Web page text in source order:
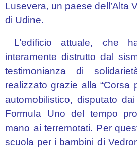
Lusevera, un paese dell’Alta
di Udine.
L’edificio attuale, che
interamente distrutto dal
testimonianza di
realizzato grazie alla “Corsa
automobilistico, disputato
Formula Uno del tempo
mano ai terremotati. Per
scuola per i bambini di